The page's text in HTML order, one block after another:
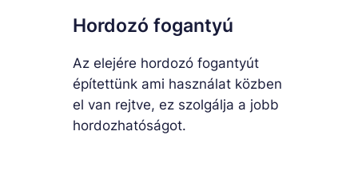
Hordozó fogantyú
Az elejére hordozó fogantyút
építettünk ami használat közben
el van rejtve, ez szolgálja a jobb
hordozhatóságot.